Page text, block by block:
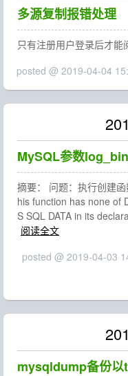
多源复制报错处理
只有注册用户登录后才能
posted @ 2019-04-04
MySQL参数
摘要： 问题：执行创建
his function has none of
S SQL DATA in its
阅读全文
posted @ 2019-04-03
mysqldump备份以